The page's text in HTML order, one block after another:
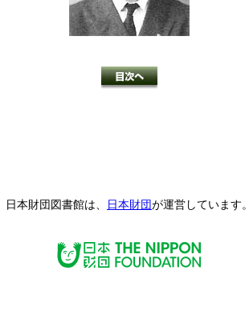
日本財団図書館は、 日本財団が運営しています。